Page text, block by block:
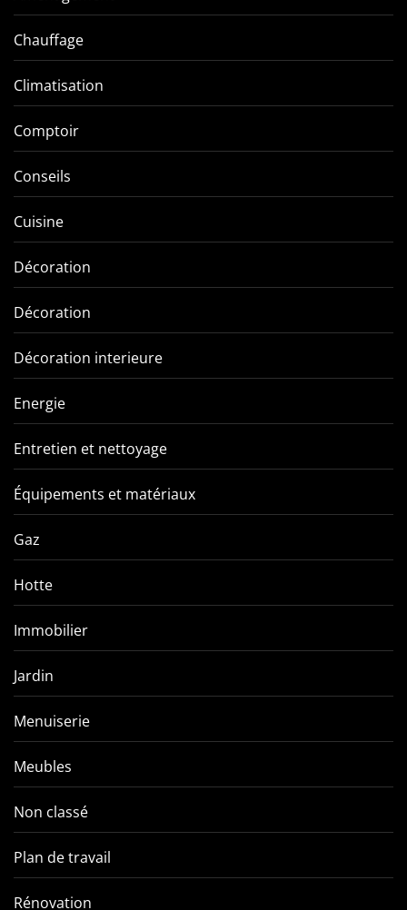
Chauffage
Climatisation
Comptoir
Conseils
Cuisine
Décoration
Décoration
Décoration interieure
Energie
Entretien et nettoyage
Équipements et matériaux
Gaz
Hotte
Immobilier
Jardin
Menuiserie
Meubles
Non classé
Plan de travail
Rénovation